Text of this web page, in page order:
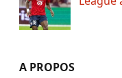
A PROPOS